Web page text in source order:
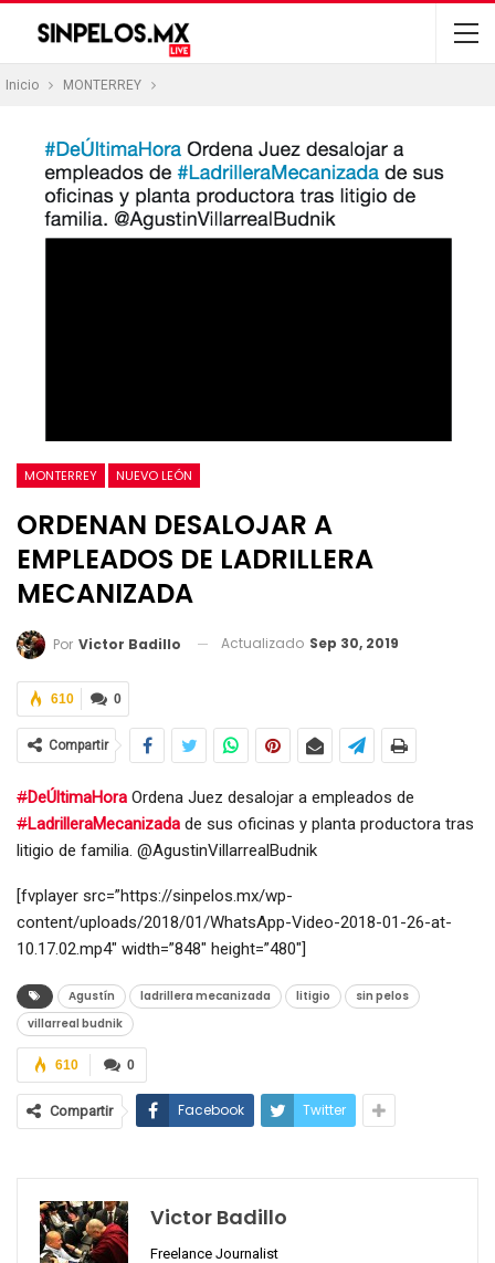
Inicio MONTERREY
MONTERREY NUEVO LEÓN
ORDENAN DESALOJAR A
EMPLEADOS DE LADRILLERA
MECANIZADA
Por Victor Badillo Actualizado Sep 30, 2019
0
610
Compartir
#DeÚltimaHora Ordena Juez desalojar a empleados de
#LadrilleraMecanizada de sus oficinas y planta productora tras
litigio de familia. @AgustinVillarrealBudnik
[fvplayer src=”https://sinpelos.mx/wp-
content/uploads/2018/01/WhatsApp-Video-2018-01-26-at-
10.17.02.mp4″ width=”848″ height=”480″]
Agustín ladrillera mecanizada litigio
sin pelos
villarreal budnik
0
610
Compartir Facebook Twitter
Victor Badillo
Freelance Journalist